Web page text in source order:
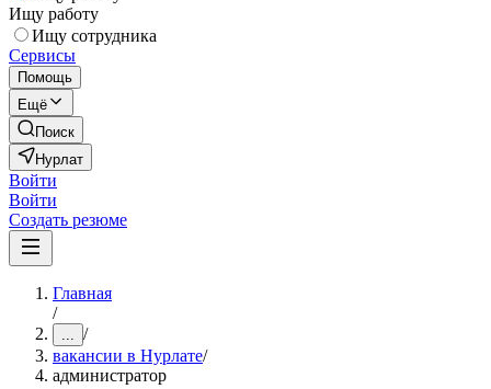
Ищу работу
Ищу сотрудника
Сервисы
Помощь
Ещё
Поиск
Нурлат
Войти
Войти
Создать резюме
Главная
/
... /
вакансии в Нурлате/
администратор